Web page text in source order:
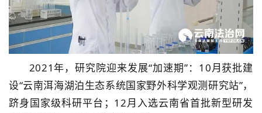
2021年，研究院迎来发展“加速期”：10月获批建
设“云南洱海湖泊生态系统国家野外科学观测研究站”，
跻身国家级科研平台；12月入选云南省首批新型研发